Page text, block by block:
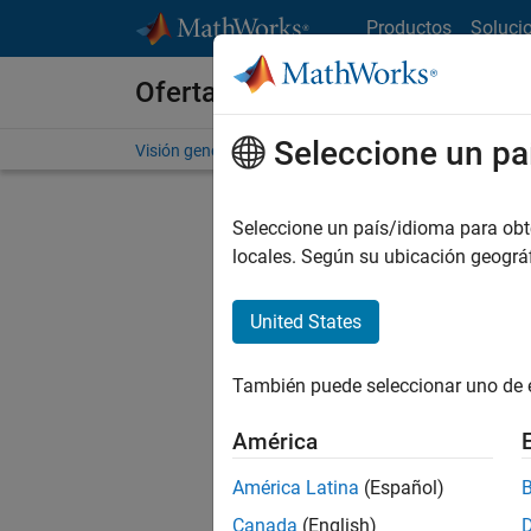
Productos
Ofertas de empleo en
Visión general Búsqueda de empleo Oficinas
No se
Seleccione un
Seleccione un país/idioma para
locales. Según su ubicación
United States
También puede seleccionar uno
América
América Latina (Español)
Canada (English)